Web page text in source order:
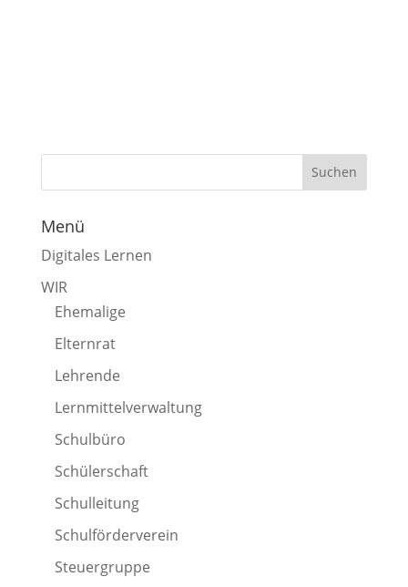
Menü
Digitales Lernen
WIR
Ehemalige
Elternrat
Lehrende
Lernmittelverwaltung
Schulbüro
Schülerschaft
Schulleitung
Schulförderverein
Steuergruppe